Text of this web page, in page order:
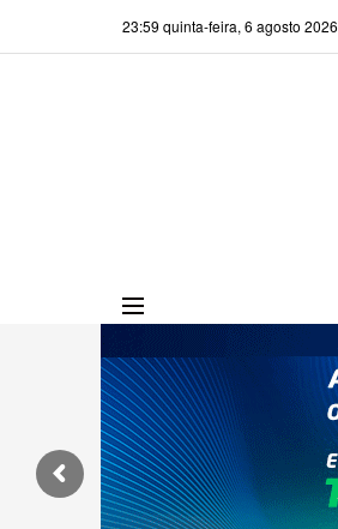
23:59 quinta-feira, 6 agosto 2026